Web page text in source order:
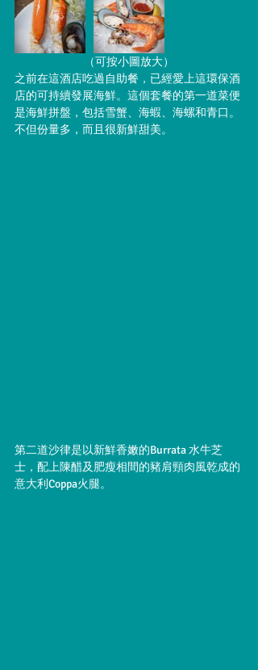
（可按小圖放大）
之前在這酒店吃過自助餐，已經愛上這環保酒
店的可持續發展海鮮。這個套餐的第一道菜便
是海鮮拼盤，包括雪蟹、海蝦、海螺和青口。
不但份量多，而且很新鮮甜美。
第二道沙律是以新鮮香嫩的Burrata 水牛芝
士，配上陳醋及肥瘦相間的豬肩頸肉風乾成的
意大利Coppa火腿。